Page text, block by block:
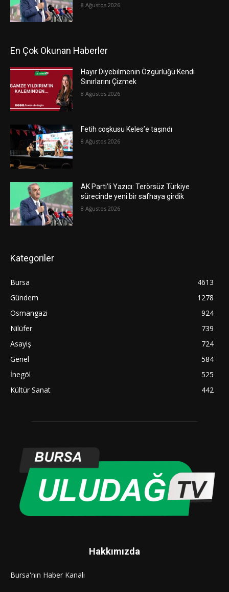
8 Ağustos 2026
En Çok Okunan Haberler
Hayır Diyebilmenin Özgürlüğü:Kendi
Sınırlarını Çizmek
8 Ağustos 2026
Fetih coşkusu Keles’e taşındı
8 Ağustos 2026
AK Parti’li Yazıcı: Terörsüz Türkiye
sürecinde yeni bir safhaya girdik
8 Ağustos 2026
Kategoriler
Bursa
4613
Gündem
1278
Osmangazi
924
Nilüfer
739
Asayiş
724
Genel
584
İnegöl
525
Kültür Sanat
442
Hakkımızda
Bursa'nın Haber Kanalı